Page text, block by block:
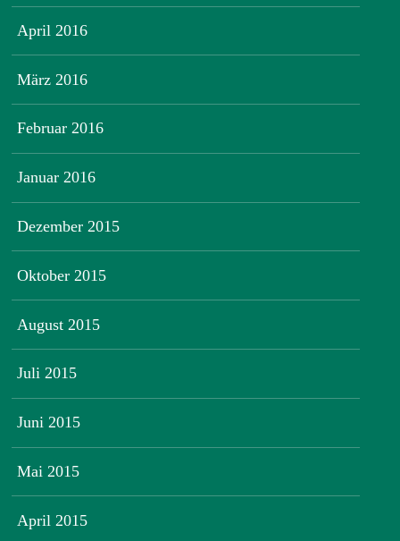
April 2016
März 2016
Februar 2016
Januar 2016
Dezember 2015
Oktober 2015
August 2015
Juli 2015
Juni 2015
Mai 2015
April 2015